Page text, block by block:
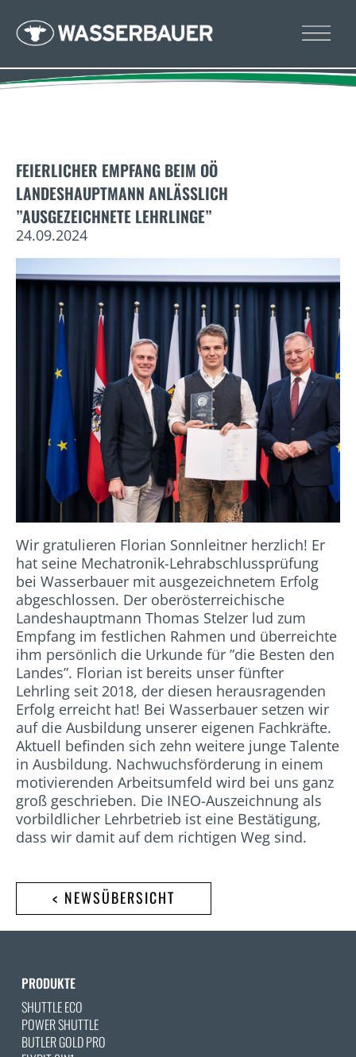
FEIERLICHER EMPFANG BEIM OÖ
LANDESHAUPTMANN ANLÄSSLICH
”AUSGEZEICHNETE LEHRLINGE”
24.09.2024
Wir gratulieren Florian Sonnleitner herzlich! Er
hat seine Mechatronik-Lehrabschlussprüfung
bei Wasserbauer mit ausgezeichnetem Erfolg
abgeschlossen. Der oberösterreichische
Landeshauptmann Thomas Stelzer lud zum
Empfang im festlichen Rahmen und überreichte
ihm persönlich die Urkunde für ”die Besten den
Landes”. Florian ist bereits unser fünfter
Lehrling seit 2018, der diesen herausragenden
Erfolg erreicht hat! Bei Wasserbauer setzen wir
auf die Ausbildung unserer eigenen Fachkräfte.
Aktuell befinden sich zehn weitere junge Talente
in Ausbildung. Nachwuchsförderung in einem
motivierenden Arbeitsumfeld wird bei uns ganz
groß geschrieben. Die INEO-Auszeichnung als
vorbildlicher Lehrbetrieb ist eine Bestätigung,
dass wir damit auf dem richtigen Weg sind.
< NEWSÜBERSICHT
PRODUKTE
SHUTTLE ECO
POWER SHUTTLE
BUTLER GOLD PRO